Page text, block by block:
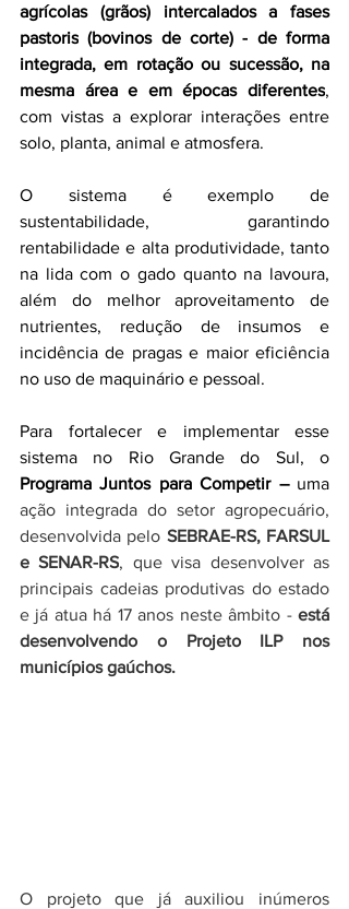
agrícolas (grãos) intercalados a fases
pastoris (bovinos de corte) - de forma
integrada, em rotação ou sucessão, na
mesma área e em épocas diferentes,
com vistas a explorar interações entre
solo, planta, animal e atmosfera.
O sistema é exemplo de
sustentabilidade, garantindo
rentabilidade e alta produtividade, tanto
na lida com o gado quanto na lavoura,
além do melhor aproveitamento de
nutrientes, redução de insumos e
incidência de pragas e maior eficiência
no uso de maquinário e pessoal.
Para fortalecer e implementar esse
Programa Juntos para Competir –
ação integrada do setor agropecuário,
desenvolvida pelo SEBRAE-RS, FARSUL
e SENAR-RS, que visa desenvolver as
principais cadeias produtivas do estado
e já atua há 17 anos neste âmbito - está
desenvolvendo o Projeto ILP nos
municípios gaúchos.
O projeto que já auxiliou inúmeros